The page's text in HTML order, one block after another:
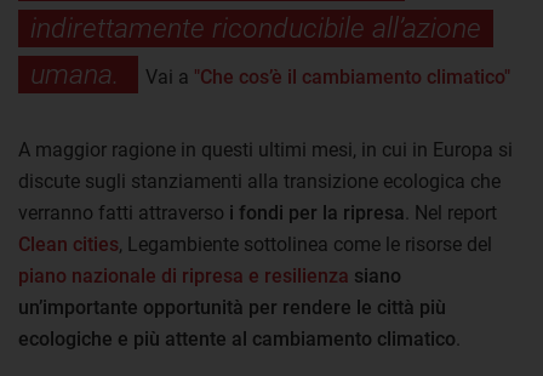
indirettamente riconducibile all’azione
umana.
Vai a "Che cos’è il cambiamento climatico"
A maggior ragione in questi ultimi mesi, in cui in Europa si
discute sugli stanziamenti alla transizione ecologica che
verranno fatti attraverso i fondi per la ripresa . Nel report
Clean cities, Legambiente sottolinea come le risorse del
piano nazionale di ripresa e resilienza siano
un’importante opportunità per rendere le città più
ecologiche e più attente al cambiamento climatico